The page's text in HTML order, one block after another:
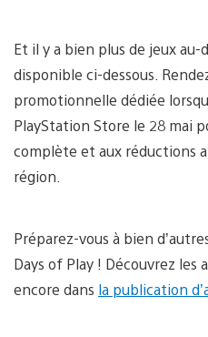
Et il y a bien plus de jeux
disponible ci-dessous.
promotionnelle dédiée
PlayStation Store le 28 mai
complète et aux réductions
région.
Préparez-vous à bien
Days of Play ! Découvrez
encore dans la publication